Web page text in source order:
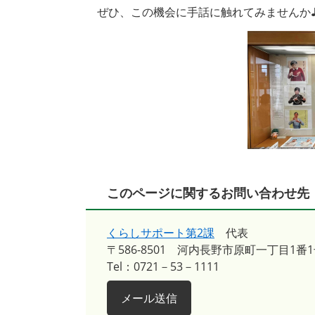
ぜひ、この機会に手話に触れてみません
このページに関するお問い合わせ先
くらしサポート第2課
代表
〒586-8501
河内長野市原町一丁目1番
Tel：0721－53－1111
メール送信